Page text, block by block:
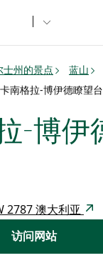
士州的景点 蓝山
卡南格拉-博伊德瞭望台
-博伊
2787 澳大利亚
访问网站